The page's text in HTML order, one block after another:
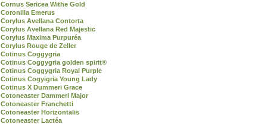
Cornus Sericea Withe Gold
Coronilla Emerus
Corylus Avellana Contorta
Corylus Avellana Red Majestic
Corylus Maxima Purpuréa
Corylus Rouge de Zeller
Cotinus Coggygria
Cotinus Coggygria golden spirit®
Cotinus Coggygria Royal Purple
Cotinus Cogyigria Young Lady
Cotinus X Dummeri Grace
Cotoneaster Dammeri Major
Cotoneaster Franchetti
Cotoneaster Horizontalis
Cotoneaster Lactéa